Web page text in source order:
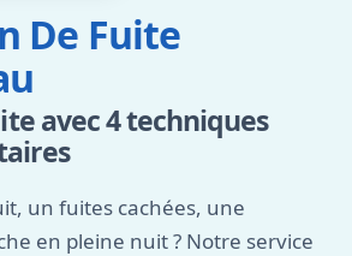
De Fuite
avec 4 techniques
un fuites cachées, une
en pleine nuit ? Notre service